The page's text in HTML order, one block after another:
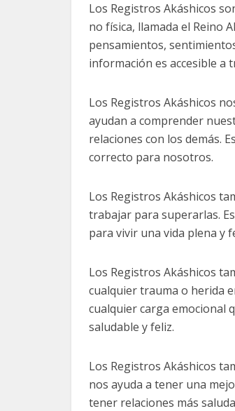
Los Registros Akáshicos
no física, llamada el Reino
pensamientos,
información es accesible a
Los Registros Akáshicos
ayudan a comprender
relaciones con los demás.
correcto para nosotros.
Los Registros Akáshicos
trabajar para superarlas.
para vivir una vida plena y
Los Registros Akáshicos
cualquier trauma o herida
cualquier carga emocional
saludable y feliz.
Los Registros Akáshicos
nos ayuda a tener una
tener relaciones más